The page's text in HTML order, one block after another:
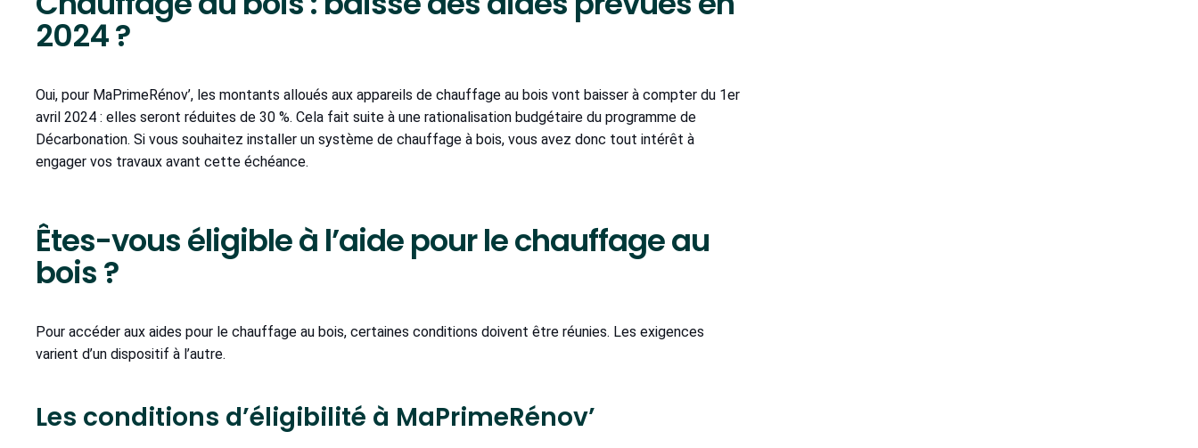
2024 ?
Oui, pour MaPrimeRénov’, les montants alloués aux appareils de chauffage au bois vont baisser à compter du 1er
avril 2024 : elles seront réduites de 30 %. Cela fait suite à une rationalisation budgétaire du programme de
Décarbonation. Si vous souhaitez installer un système de chauffage à bois, vous avez donc tout intérêt à
engager vos travaux avant cette échéance.
Êtes-vous éligible à l’aide pour le chauffage au
bois ?
Pour accéder aux aides pour le chauffage au bois, certaines conditions doivent être réunies. Les exigences
varient d’un dispositif à l’autre.
Les conditions d’éligibilité à MaPrimeRénov’